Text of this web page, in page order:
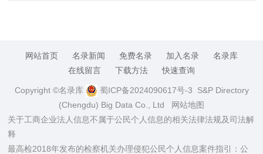
网站首页 名录新闻 免费名录 加入名录
名录库
在线留言
下载方法 快速查询
Copyright ©名录库 蜀ICP备2024090617号-3 S&P Directory
(Chengdu) Big Data Co., Ltd
网站地图
关于工商企业法人信息不属于公民个人信息的相关法律法规及司法解
释
最高检2018年发布的检察机关办理侵犯公民个人信息案件指引：公